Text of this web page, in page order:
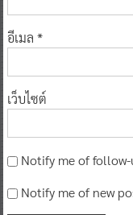
อีเมล *
เว็บไซต์
Notify me of
Notify me of new